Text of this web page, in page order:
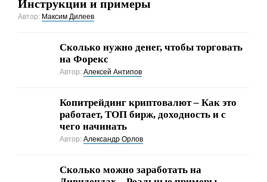
Инструкции и примеры
Автор: Максим Дилеев
Сколько нужно денег, чтобы торговать
на Форекс
Автор:Алексей Антипов
Копитрейдинг криптовалют – Как это
работает, ТОП бирж, доходность и с
чего начинать
Автор:Александр Орлов
Сколько можно заработать на